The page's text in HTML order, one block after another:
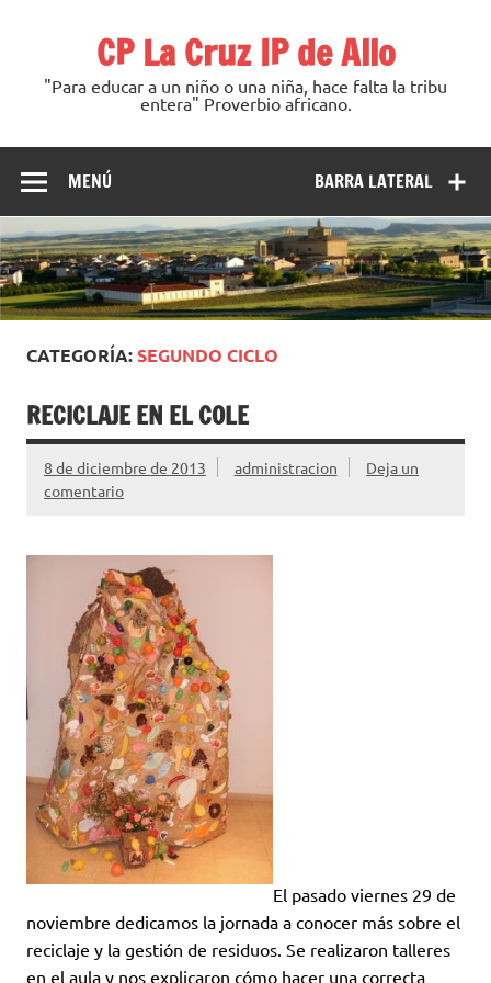
CP La Cruz IP de Allo
"Para educar a un niño o una niña, hace falta la tribu
entera" Proverbio africano.
BARRA LATERAL
MENÚ
CATEGORÍA:SEGUNDO CICLO
RECICLAJE EN EL COLE
8 de diciembre de 2013 administracion
Deja un
comentario
El pasado viernes 29 de
noviembre dedicamos la jornada a conocer más sobre el
reciclaje y la gestión de residuos. Se realizaron talleres
en el aula y nos explicaron cómo hacer una correcta